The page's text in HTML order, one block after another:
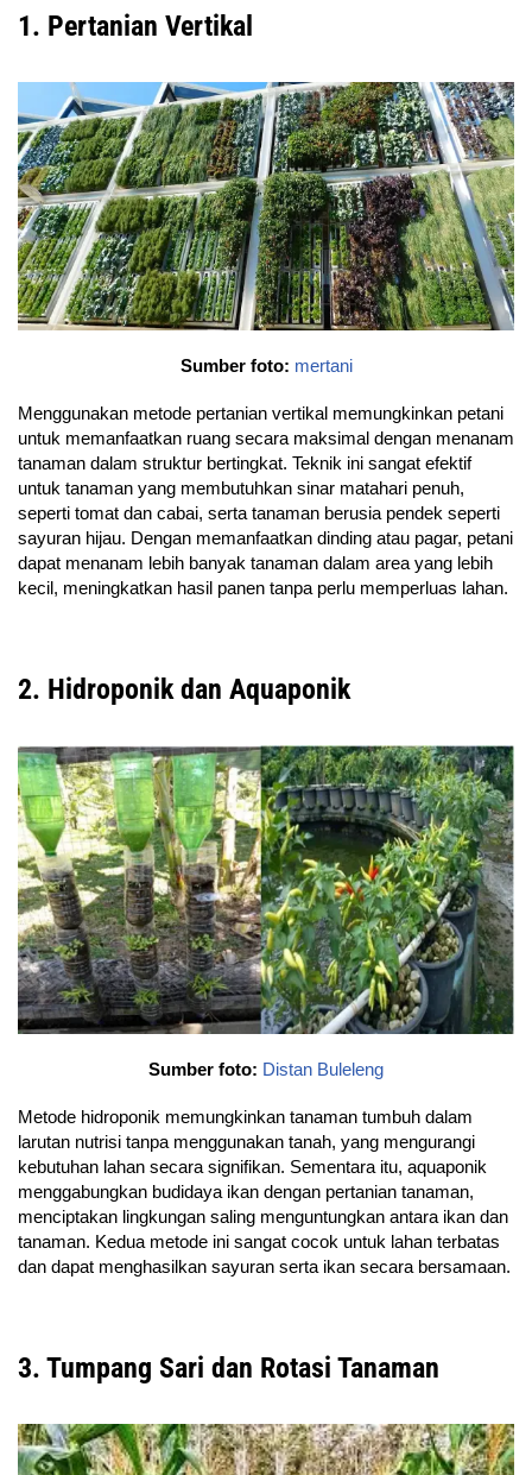
1. Pertanian Vertikal
Sumber foto: mertani
Menggunakan metode pertanian vertikal memungkinkan petani
untuk memanfaatkan ruang secara maksimal dengan menanam
tanaman dalam struktur bertingkat. Teknik ini sangat efektif
untuk tanaman yang membutuhkan sinar matahari penuh,
seperti tomat dan cabai, serta tanaman berusia pendek seperti
sayuran hijau. Dengan memanfaatkan dinding atau pagar, petani
dapat menanam lebih banyak tanaman dalam area yang lebih
kecil, meningkatkan hasil panen tanpa perlu memperluas lahan.
2. Hidroponik dan Aquaponik
Sumber foto: Distan Buleleng
Metode hidroponik memungkinkan tanaman tumbuh dalam
larutan nutrisi tanpa menggunakan tanah, yang mengurangi
kebutuhan lahan secara signifikan. Sementara itu, aquaponik
menggabungkan budidaya ikan dengan pertanian tanaman,
menciptakan lingkungan saling menguntungkan antara ikan dan
tanaman. Kedua metode ini sangat cocok untuk lahan terbatas
dan dapat menghasilkan sayuran serta ikan secara bersamaan.
3. Tumpang Sari dan Rotasi Tanaman